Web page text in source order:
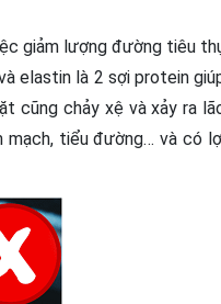
giảm lượng đường tiêu
elastin là 2 sợi protein
cũng chảy xệ và xảy ra
mạch, tiểu đường… và có